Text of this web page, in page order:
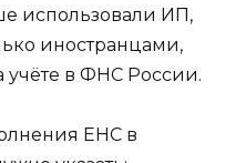
использовали ИП,
иностранцами,
учёте в ФНС России.
ЕНС в